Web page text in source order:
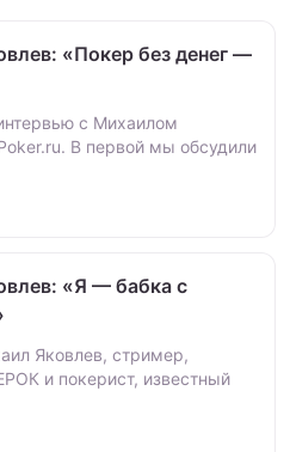
«Покер без денег —
с Михаилом
В первой мы обсудили
«Я — бабка с
Яковлев, стример,
и покерист, известный